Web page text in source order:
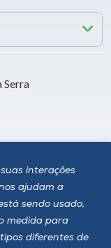
interações
ajudam a
sendo usado,
medida para
diferentes de
Serra